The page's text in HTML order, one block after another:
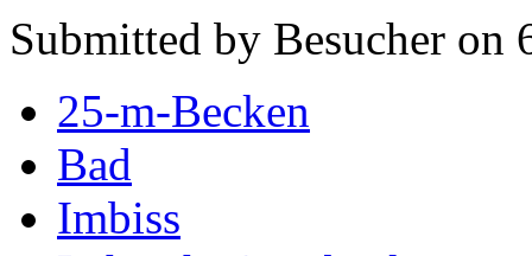
Submitted by Besucher on
25-m-Becken
Bad
Imbiss